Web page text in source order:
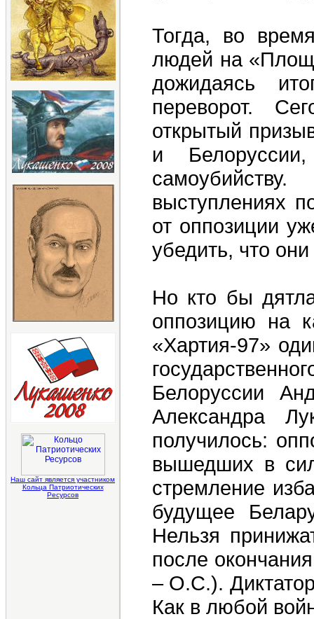
Наш сайт является участником
Кольца Патриотических
Ресурсов
Тогда, во
людей на
дожидаясь
переворот.
открытый
и
выступлениях
от оппозиции
убедить, что
Но кто бы
оппозицию на
«Хартия-97»
Белоруссии
Александра
получилось:
вышедших в
стремление
будущее
Нельзя
после
– О.С.).
Как в любой